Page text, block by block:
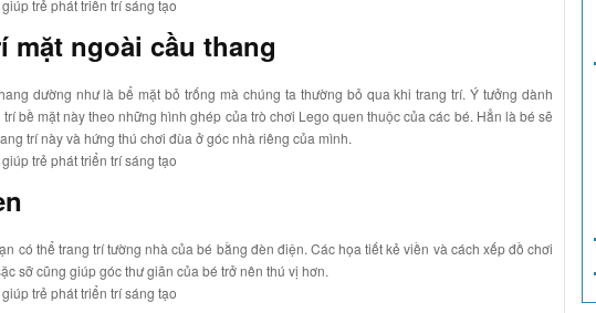
mặt ngoài cầu thang
dường như là bể mặt bỏ trống mà chúng ta thường bỏ qua khi trang trí. Ý tưởng dành
bề mặt này theo những hình ghép của trò chơi Lego quen thuộc của các bé. Hẳn là bé sẽ
trí này và hứng thú chơi đùa ở góc nhà riêng của mình.
có thể trang trí tường nhà của bé bằng đèn điện. Các họa tiết kẻ viền và cách xếp đồ chơi
sỡ cũng giúp góc thư giãn của bé trở nên thú vị hơn.